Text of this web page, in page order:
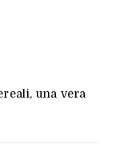
una vera